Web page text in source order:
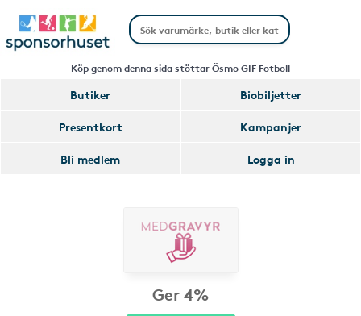
Köp genom denna sida stöttar Ösmo GIF Fotboll
Butiker
Biobiljetter
Presentkort
Kampanjer
Bli medlem
Logga in
Ger 4%